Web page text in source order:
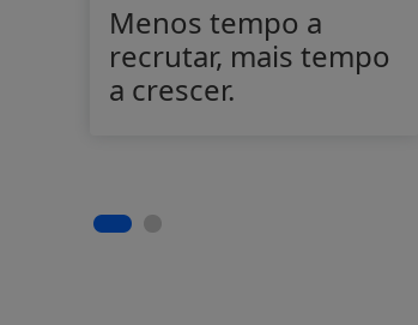
Menos tempo a
recrutar, mais tempo
a crescer.